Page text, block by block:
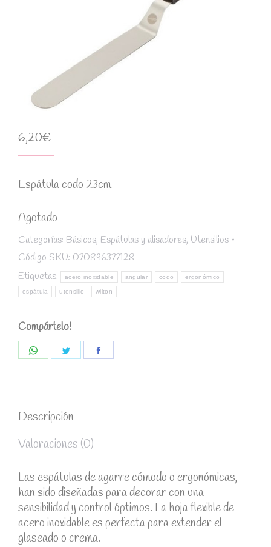
6,20€
Espátula codo 23cm
Agotado
Categorías: Básicos, Espátulas y alisadores, Utensilios
Código SKU: 070896377128
Etiquetas:
acero inoxidable angular codo ergonómico
espátula utensilio wilton
Compártelo!
Descripción
Valoraciones (0)
Las espátulas de agarre cómodo oergonómicas,
han sido diseñadas para decorar con una
sensibilidad y control óptimos. La hoja flexible de
acero inoxidable es perfecta para extender el
glaseado o crema.